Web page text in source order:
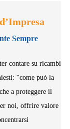
Sempre
contare su ricambi
“come può la
a proteggere il
noi, offrire valore